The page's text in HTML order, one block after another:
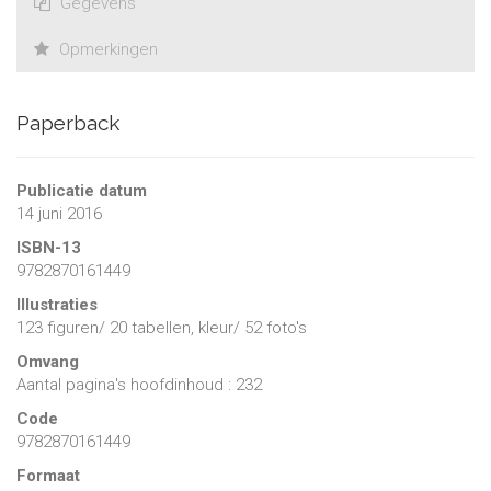
Opmerkingen
Paperback
Publicatie datum
14 juni 2016
ISBN-13
9782870161449
Illustraties
123 figuren/ 20 tabellen, kleur/ 52 foto's
Omvang
Aantal pagina's hoofdinhoud : 232
Code
9782870161449
Formaat